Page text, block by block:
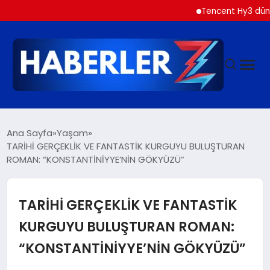
Tencent Hy3 dünya
SIYASET
DÜNYA
EKONOMI
Ana Sayfa Yaşam
TARİHİ GERÇEKLİK VE FANTASTİK KURGUYU BULUŞTURAN
ROMAN: “KONSTANTİNİYYE’NİN GÖKYÜZÜ”
TARİHİ GERÇEKLİK VE FANTASTİK
KURGUYU BULUŞTURAN ROMAN:
“KONSTANTİNİYYE’NİN GÖKYÜZÜ”